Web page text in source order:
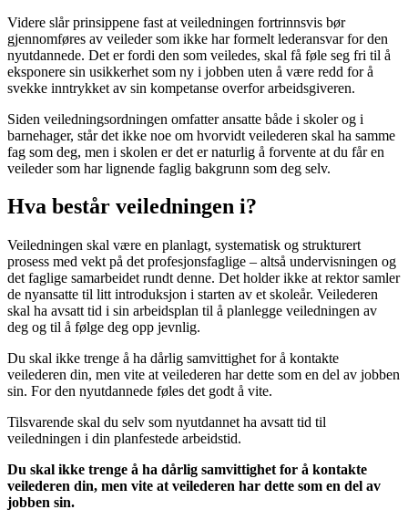
Videre slår prinsippene fast at veiledningen fortrinnsvis bør
gjennomføres av veileder som ikke har formelt lederansvar for den
nyutdannede. Det er fordi den som veiledes, skal få føle seg fri til å
eksponere sin usikkerhet som ny i jobben uten å være redd for å
svekke inntrykket av sin kompetanse overfor arbeidsgiveren.
Siden veiledningsordningen omfatter ansatte både i skoler og i
barnehager, står det ikke noe om hvorvidt veilederen skal ha samme
fag som deg, men i skolen er det er naturlig å forvente at du får en
veileder som har lignende faglig bakgrunn som deg selv.
Hva består veiledningen i?
Veiledningen skal være en planlagt, systematisk og strukturert
prosess med vekt på det profesjonsfaglige – altså undervisningen og
det faglige samarbeidet rundt denne. Det holder ikke at rektor samler
de nyansatte til litt introduksjon i starten av et skoleår. Veilederen
skal ha avsatt tid i sin arbeidsplan til å planlegge veiledningen av
deg og til å følge deg opp jevnlig.
Du skal ikke trenge å ha dårlig samvittighet for å kontakte
veilederen din, men vite at veilederen har dette som en del av jobben
sin. For den nyutdannede føles det godt å vite.
Tilsvarende skal du selv som nyutdannet ha avsatt tid til
veiledningen i din planfestede arbeidstid.
Du skal ikke trenge å ha dårlig samvittighet for å kontakte
veilederen din, men vite at veilederen har dette som en del av
jobben sin.